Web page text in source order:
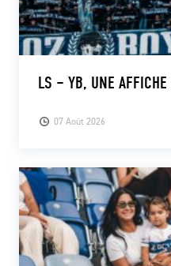
07 Août 2026
LS – YB, UNE